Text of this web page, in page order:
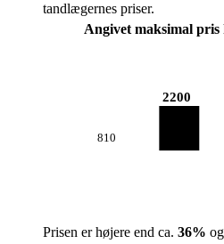
tandlægernes priser.
Angivet maksimal pris
810
2200
Prisen er højere end ca. 36%